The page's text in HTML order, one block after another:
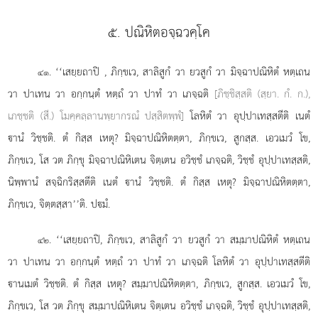
๕. ปณิหิตอจฺฉวคฺโค
๔๑. ‘‘เสยฺยถาปิ , ภิกฺขเว, สาลิสูกํ วา ยวสูกํ วา มิจฺฉาปณิหิตํ หตฺเถน
วา ปาเทน วา อกฺกนฺตํ หตฺถํ วา ปาทํ วา เภจฺฉติ [ภิชฺชิสฺสติ (สฺยา. กํ. ก.),
เภชฺชติ (สี.) โมคฺคลฺลานพฺยากรณํ ปสฺสิตพฺพํ] โลหิตํ วา อุปฺปาเทสฺสตีติ เนตํ
านํ วิชฺชติ. ตํ กิสฺส เหตุ? มิจฺฉาปณิหิตตฺตา, ภิกฺขเว, สูกสฺส. เอวเมวํ โข,
ภิกฺขเว, โส วต ภิกฺขุ มิจฺฉาปณิหิเตน จิตฺเตน อวิชฺชํ เภจฺฉติ, วิชฺชํ อุปฺปาเทสฺสติ,
นิพฺพานํ สจฺฉิกริสฺสตีติ เนตํ านํ วิชฺชติ. ตํ กิสฺส เหตุ? มิจฺฉาปณิหิตตฺตา,
ภิกฺขเว, จิตฺตสฺสา’’ติ. ปมํ.
๔๒. ‘‘เสยฺยถาปิ, ภิกฺขเว, สาลิสูกํ วา ยวสูกํ วา สมฺมาปณิหิตํ หตฺเถน
วา ปาเทน วา อกฺกนฺตํ หตฺถํ วา ปาทํ วา เภจฺฉติ โลหิตํ วา อุปฺปาเทสฺสตีติ
านเมตํ วิชฺชติ. ตํ กิสฺส เหตุ? สมฺมาปณิหิตตฺตา, ภิกฺขเว, สูกสฺส. เอวเมวํ โข,
ภิกฺขเว, โส วต ภิกฺขุ สมฺมาปณิหิเตน จิตฺเตน อวิชฺชํ เภจฺฉติ, วิชฺชํ อุปฺปาเทสฺสติ,